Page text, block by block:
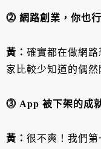
⓶ 網路創業，你也
黃 ： 確實都在做網
家比較少知道的偶然
⓷ App 被下架的成
黃 ： 很不爽！我們第